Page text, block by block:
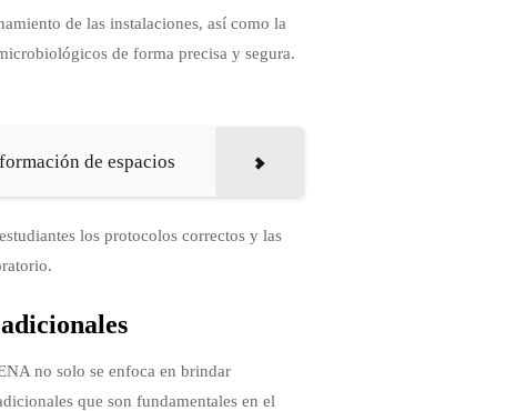
de las instalaciones, así como la
de forma precisa y segura.
de espacios
los protocolos correctos y las
no solo se enfoca en brindar
que son fundamentales en el